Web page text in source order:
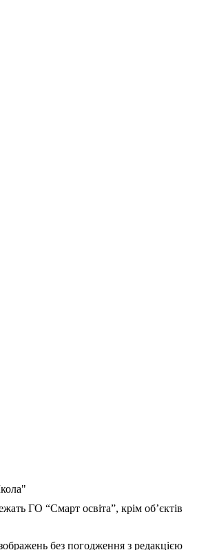
ГО “Смарт освіта”, крім об’єктів
без погодження з редакцією